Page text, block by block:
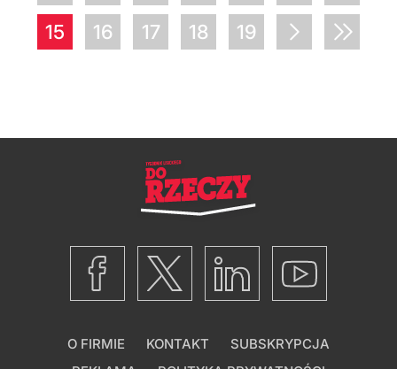
15
16 17 18 19
O FIRMIE KONTAKT
SUBSKRYPCJA